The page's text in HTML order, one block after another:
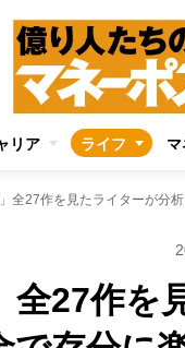
リア ライフ
」全27作を見たライターが分
全27作を